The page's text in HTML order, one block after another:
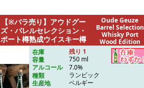
【※バラ売り】アウドグー
ズ・バレルセレクション・
ポート樽熟成ウイスキー樽
バレルエイジド 2020
Oude Geuze
Barrel Selection
Whisky Port
Wood Edition
2020
在庫
残り 1
容量
750 ml
アルコール
7.0%
種類
ランビック
生産地
ベルギー